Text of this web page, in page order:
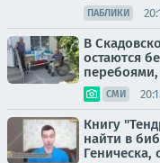
ПАБЛИКИ
В
остаются
СМИ
Книгу
найти в
Геническа,